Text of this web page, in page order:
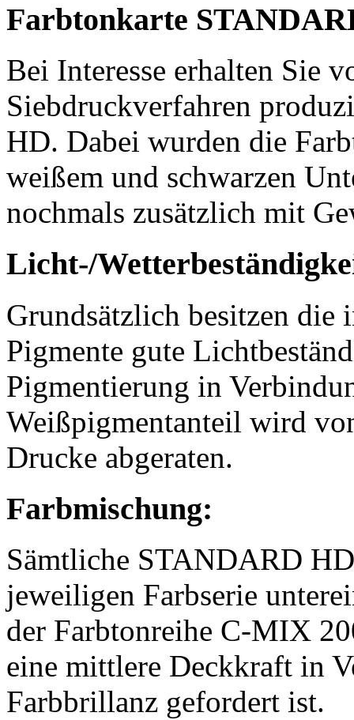
Farbtonkarte
Bei Interesse erhalten Sie
Siebdruckverfahren
HD. Dabei wurden die
weißem und schwarzen
nochmals zusätzlich mit
Licht-/
Grundsätzlich besitzen
Pigmente gute
Pigmentierung in
Weißpigmentanteil wird
Drucke abgeraten.
Farbmischung:
Sämtliche STANDARD
jeweiligen Farbserie
der Farbtonreihe C-MIX
eine mittlere Deckkraft in
Farbbrillanz gefordert ist.